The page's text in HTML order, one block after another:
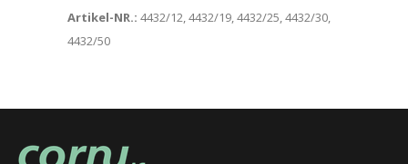
Artikel-NR.: 4432/12, 4432/19, 4432/25, 4432/30,
4432/50